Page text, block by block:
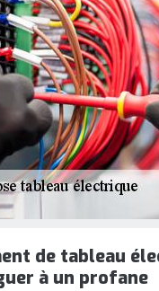
de tableau
à un profane